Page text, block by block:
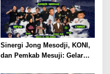
Sinergi Jong Mesodji, KONI,
dan Pemkab Mesuji: Gelar